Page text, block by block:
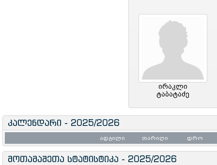
ირაკლი
ტაბატაძე
კალენდარი - 2025/2026
ადგილი თარიღი დრო
მოთამაშეთა სტატისტიკა - 2025/2026